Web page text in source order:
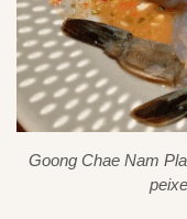
Goong Chae Nam